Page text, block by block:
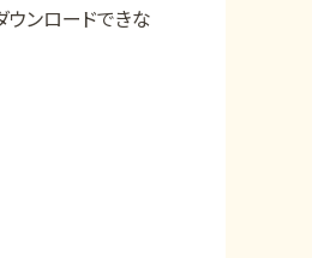
ウンロードできな